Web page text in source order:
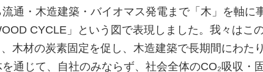
通・木造建築・バイオマス発電まで「木」を軸に
CYCLE」という図で表現しました。我々はこ
木材の炭素固定を促し、木造建築で長期間にわた
通じて、自社のみならず、社会全体のCO₂吸収・